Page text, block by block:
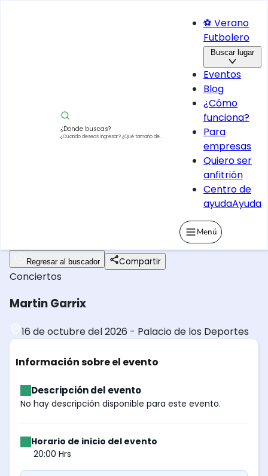
¿Donde buscas?
¿Cuando deseas ingresar?¿Qué tamaño de
⚽ Verano
Futbolero
Buscar lugar
Eventos
Blog
¿Cómo
funciona?
Para
empresas
Quiero ser
anfitrión
Centro de
ayudaAyuda
Menú
Regresar al buscador Compartir
Conciertos
Martin Garrix
16 de octubre del 2026 - Palacio de los Deportes
Información sobre el evento
Descripción del evento
No hay descripción disponible para este evento.
Horario de inicio del evento
20:00 Hrs